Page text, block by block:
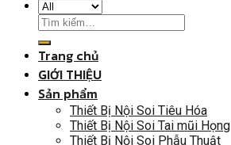
Trang chủ
GIỚI THIỆU
Sản phẩm
Thiết Bị Nội Soi Tiêu Hóa
Thiết Bị Nội Soi Tai mũi Họng
Thiết Bị Nội Soi Phẫu Thuật